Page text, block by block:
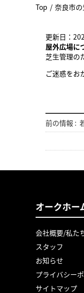
Top / 奈良市
更新日：
屋外広場に
芝生管理の
ご迷惑をお
前の情報 :
オークホー
会社概要/私た
スタッフ
お知らせ
プライバシー
サイトマップ